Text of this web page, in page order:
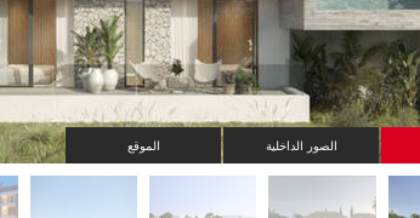
الصور الداخلية الموقع